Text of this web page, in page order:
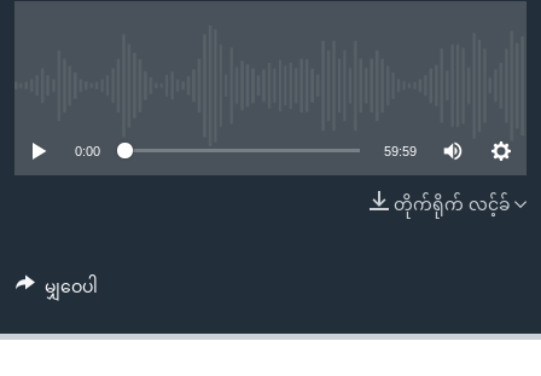
နေရာ
0:00 59:59
တိုက်ရိုက် လင့်ခ်
မျှဝေပါ